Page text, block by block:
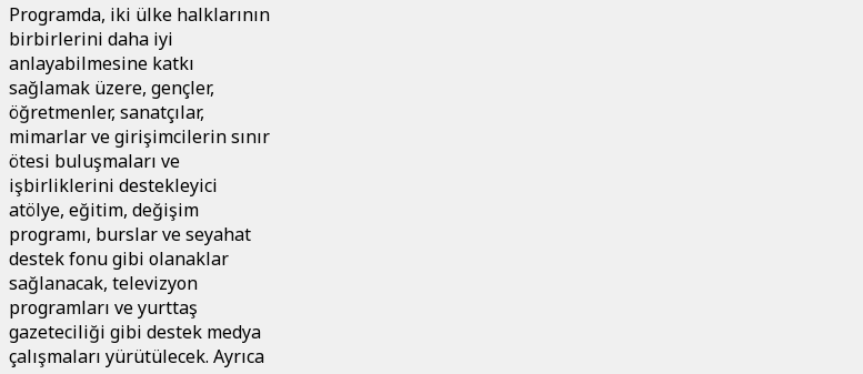
Programda, iki ülke halklarının
birbirlerini daha iyi
anlayabilmesine katkı
sağlamak üzere, gençler,
öğretmenler, sanatçılar,
mimarlar ve girişimcilerin sınır
ötesi buluşmaları ve
işbirliklerini destekleyici
atölye, eğitim, değişim
programı, burslar ve seyahat
destek fonu gibi olanaklar
sağlanacak, televizyon
programları ve yurttaş
gazeteciliği gibi destek medya
çalışmaları yürütülecek. Ayrıca